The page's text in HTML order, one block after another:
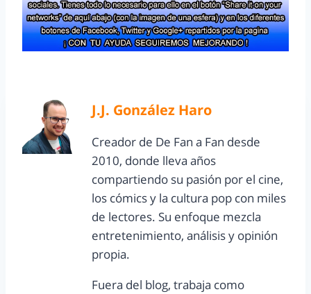
J.J. González Haro
Creador de De Fan a Fan desde
2010, donde lleva años
compartiendo su pasión por el cine,
los cómics y la cultura pop con miles
de lectores. Su enfoque mezcla
entretenimiento, análisis y opinión
propia.
Fuera del blog, trabaja como